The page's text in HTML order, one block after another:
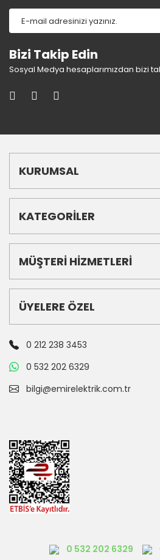
Bizi Takip Edin
Sosyal Medya hesaplarımızdan bizi
KURUMSAL
KATEGORİLER
MÜŞTERİ HİZMETLERİ
ÜYELERE ÖZEL
0 212 238 3453
0 532 202 6329
bilgi@emirelektrik.com.tr
0 532 202 6329